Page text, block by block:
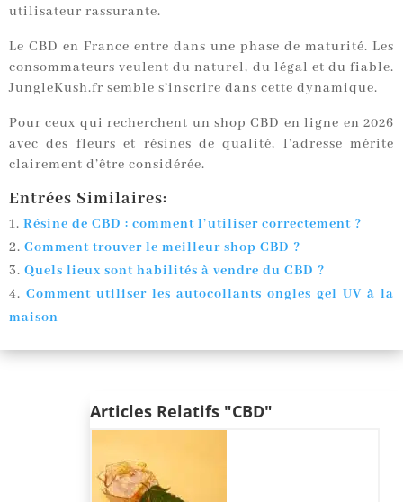
Articles Relatifs "CBD"
utilisateur rassurante.
Le CBD en France entre dans une phase de maturité. Les
consommateurs veulent du naturel, du légal et du fiable.
JungleKush.fr semble s’inscrire dans cette dynamique.
Pour ceux qui recherchent un shop CBD en ligne en 2026
avec des fleurs et résines de qualité, l’adresse mérite
clairement d’être considérée.
Entrées Similaires:
Résine de CBD : comment l’utiliser correctement ?
Comment trouver le meilleur shop CBD ?
Quels lieux sont habilités à vendre du CBD ?
Comment utiliser les autocollants ongles gel UV à la
maison